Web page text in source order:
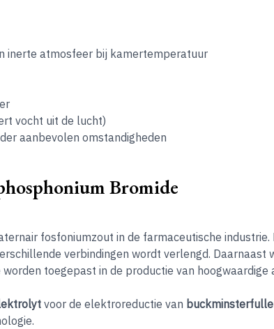
inerte atmosfeer bij kamertemperatuur
vocht uit de lucht)
aanbevolen omstandigheden
Bromide
fosfoniumzout in de farmaceutische
verbindingen wordt verlengd. Daarnaast
toegepast in de productie van
voor de elektroreductie van